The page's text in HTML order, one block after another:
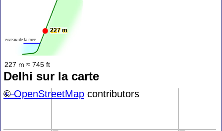
227 m
227 m ≈ 745 ft
Delhi sur la carte
+−
©OpenStreetMap contributors